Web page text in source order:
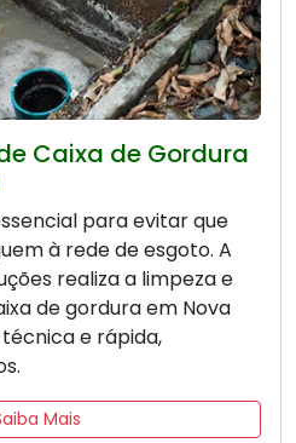
Caixa de Gordura
para evitar que
à rede de esgoto. A
realiza a limpeza e
de gordura em Nova
e rápida,
Mais